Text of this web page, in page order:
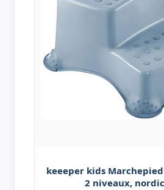
keeeper kids
2 niveaux,